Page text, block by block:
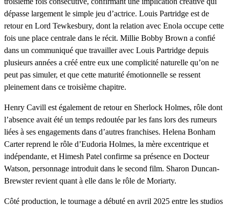
dépasse largement le simple jeu d’actrice. Louis Partridge est de
retour en Lord Tewkesbury, dont la relation avec Enola occupe cette
fois une place centrale dans le récit. Millie Bobby Brown a confié
dans un communiqué que travailler avec Louis Partridge depuis
plusieurs années a créé entre eux une complicité naturelle qu’on ne
peut pas simuler, et que cette maturité émotionnelle se ressent
pleinement dans ce troisième chapitre.
Henry Cavill est également de retour en Sherlock Holmes, rôle dont
l’absence avait été un temps redoutée par les fans lors des rumeurs
liées à ses engagements dans d’autres franchises. Helena Bonham
Carter reprend le rôle d’Eudoria Holmes, la mère excentrique et
indépendante, et Himesh Patel confirme sa présence en Docteur
Watson, personnage introduit dans le second film. Sharon Duncan-
Brewster revient quant à elle dans le rôle de Moriarty.
Côté production, le tournage a débuté en avril 2025 entre les studios